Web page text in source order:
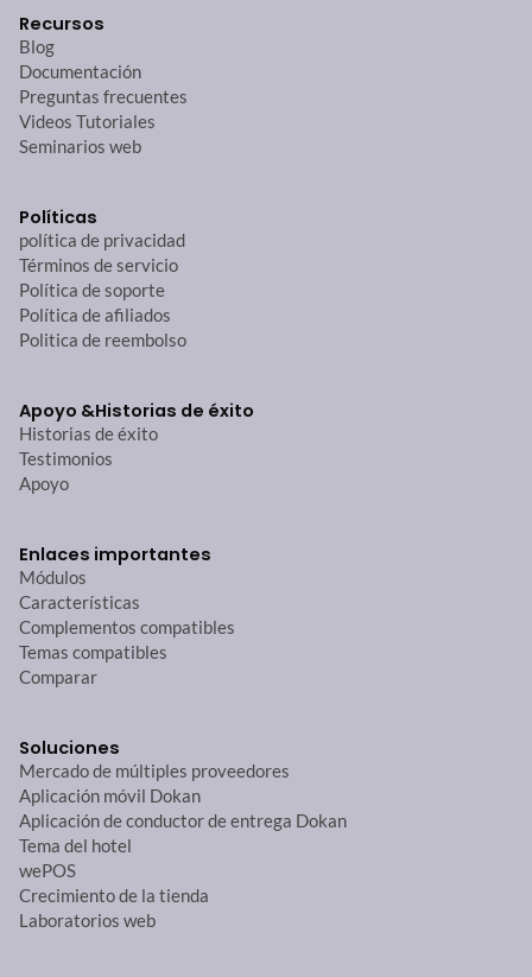
Recursos
Blog
Documentación
Preguntas frecuentes
Videos Tutoriales
Seminarios web
Políticas
política de privacidad
Términos de servicio
Política de soporte
Política de afiliados
Politica de reembolso
Apoyo &Historias de éxito
Historias de éxito
Testimonios
Apoyo
Enlaces importantes
Módulos
Características
Complementos compatibles
Temas compatibles
Comparar
Soluciones
Mercado de múltiples proveedores
Aplicación móvil Dokan
Aplicación de conductor de entrega Dokan
Tema del hotel
wePOS
Crecimiento de la tienda
Laboratorios web